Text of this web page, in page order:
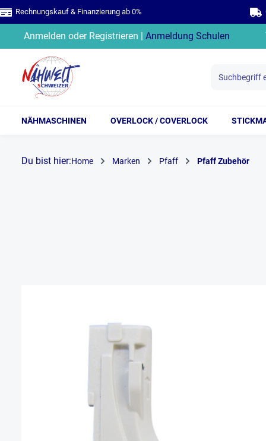
Zur Hauptnavigation springen
Rechnungskauf & Finanzierung ab 0%
Anmelden oder Registrieren | Anmeldung Schulen
NÄHMASCHINEN OVERLOCK / COVERLOCK
Du bist hier:Home Marken Pfaff Pfaff Zubehör